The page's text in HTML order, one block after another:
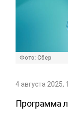
Фото: Сбер
4 августа 2025,
Программа